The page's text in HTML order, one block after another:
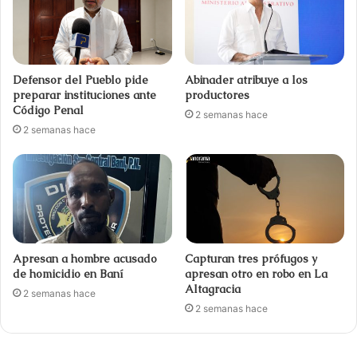
Defensor del Pueblo pide
preparar instituciones ante
Código Penal
2 semanas hace
Abinader atribuye a los
productores
2 semanas hace
Apresan a hombre acusado
de homicidio en Baní
2 semanas hace
Capturan tres prófugos y
apresan otro en robo en La
Altagracia
2 semanas hace